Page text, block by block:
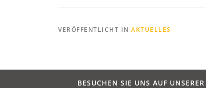
VERÖFFENTLICHT IN AKTUELLES
BESUCHEN SIE UNS AUF UNSERER